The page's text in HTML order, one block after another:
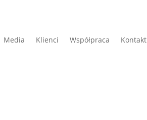
Media Klienci Współpraca Kontakt